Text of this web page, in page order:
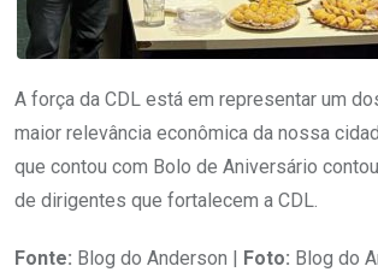
A força da CDL está em representar um
maior relevância econômica da nossa
que contou com Bolo de Aniversário
de dirigentes que fortalecem a CDL.
Fonte: Blog do Anderson | Foto: Blog do